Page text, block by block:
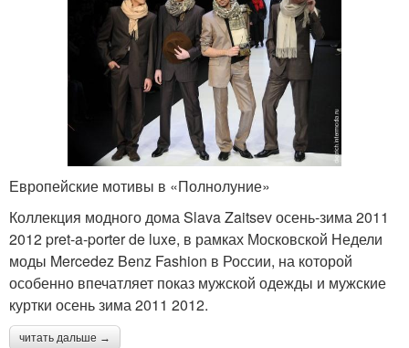
Европейские мотивы в «Полнолуние»
Коллекция модного дома Slava Zaitsev осень-зима 2011
2012 pret-a-porter de luxe, в рамках Московской Недели
моды Mercedez Benz Fashion в России, на которой
особенно впечатляет показ мужской одежды и мужские
куртки осень зима 2011 2012.
читать дальше →